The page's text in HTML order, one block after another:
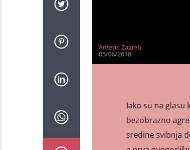
Antena Zagreb
05/06/2018
Iako su na
bezobrazno
sredine svibnja